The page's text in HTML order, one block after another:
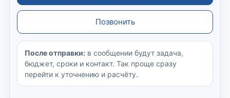
Позвонить
После отправки: в сообщении будут задача,
бюджет, сроки и контакт. Так проще сразу
перейти к уточнению и расчёту.